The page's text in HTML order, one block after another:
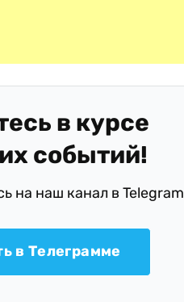
в курсе
событий!
на наш канал в Telegram
в Телеграмме